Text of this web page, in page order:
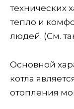
технических
тепло и
людей. (См.
Основной
котла
отопления